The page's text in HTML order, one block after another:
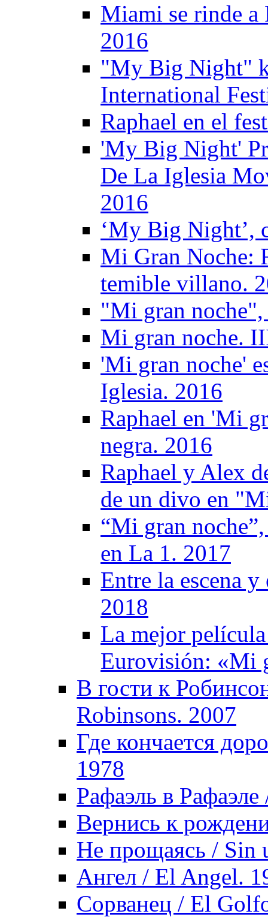
Miami se rinde a
2016
"My Big Night"
International
Raphael en el
'My Big Night'
De La Iglesia
2016
‘My Big Night’,
Mi Gran Noche:
temible villano.
"Mi gran noche",
Mi gran noche.
'Mi gran noche'
Iglesia. 2016
Raphael en 'Mi
negra. 2016
Raphael y Alex
de un divo en
“Mi gran
en La 1. 2017
Entre la escena
2018
La mejor
Eurovisión: «Mi
В гости к
Robinsons. 2007
Где кончается
1978
Рафаэль в
Вернись к
Не прощаясь / Sin
Ангел / El Angel.
Сорванец / El